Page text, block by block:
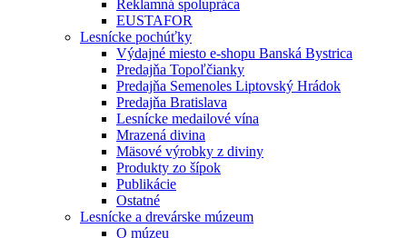
Reklamná spolupráca
EUSTAFOR
Lesnícke pochúťky
Výdajné miesto e-shopu Banská Bystrica
Predajňa Topoľčianky
Predajňa Semenoles Liptovský Hrádok
Predajňa Bratislava
Lesnícke medailové vína
Mrazená divina
Mäsové výrobky z diviny
Produkty zo šípok
Publikácie
Ostatné
Lesnícke a drevárske múzeum
O múzeu